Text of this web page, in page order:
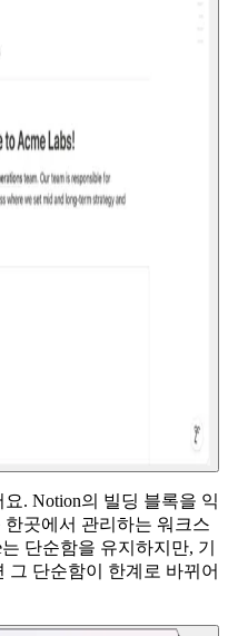
. Notion의 빌딩 블록을 익
한곳에서 관리하는 워크스
단순함을 유지하지만, 기
그 단순함이 한계로 바뀌어